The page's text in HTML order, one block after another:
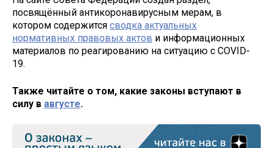
посвящённый антикоронавирусным мерам, в
котором содержится сводка актуальных
нормативных правовых актов и информационных
материалов по реагированию на ситуацию с COVID-
19.
Также читайте о том, какие законы вступают в
силу в августе.